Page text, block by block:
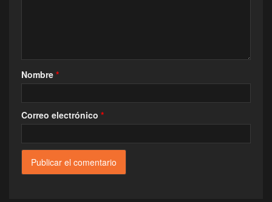
Nombre *
Correo electrónico *